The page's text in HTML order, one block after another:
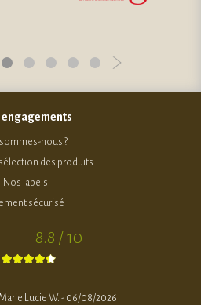
engagements
nous ?
des produits
Nos labels
sécurisé
8.8 / 10
Marie Lucie W. - 06/08/2026